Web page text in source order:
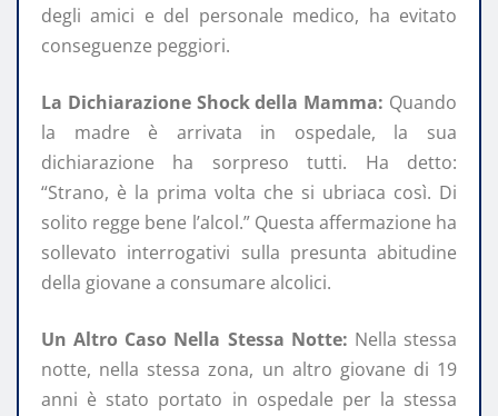
degli amici e del personale medico, ha evitato
conseguenze peggiori.
La Dichiarazione Shock della Mamma: Quando
la madre è arrivata in ospedale, la sua
dichiarazione ha sorpreso tutti. Ha detto:
“Strano, è la prima volta che si ubriaca così. Di
solito regge bene l’alcol.” Questa affermazione ha
sollevato interrogativi sulla presunta abitudine
della giovane a consumare alcolici.
Un Altro Caso Nella Stessa Notte: Nella stessa
notte, nella stessa zona, un altro giovane di 19
anni è stato portato in ospedale per la stessa